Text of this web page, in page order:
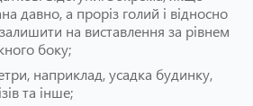
давно, а проріз голий і відносно
на виставлення за рівнем
боку;
наприклад, усадка будинку,
та інше;